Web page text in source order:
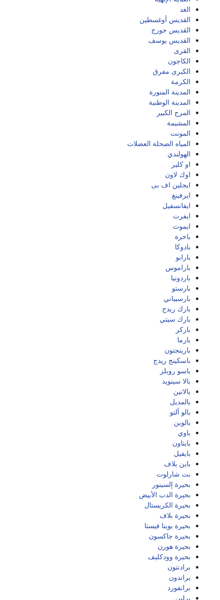
الغد
القديس أوغسطين
القديس جورج
القديس يوسف
القرى
الكاجون
الكبرى مفرق
الكرمة
المدينة المنورة
المدينة الوطنية
المرج الكبير
المشيمة
المونت
المياه الضحلة العضلات
الهولندي
او كلير
اوك لاون
ايجلين اف بى
ايرفينغ
ايفانسفيل
ايفرت
ايموث
باخرة
بادوكا
بارابو
باراموس
باردونيا
بارستو
بارسيباني
بارك ريدج
بارك سيتي
باركر
بارما
بارينجتون
باسكينج ريدج
باسو روبلز
بالا سينويد
بالاتين
بالمديل
بالو ألتو
بالوين
باوي
بايتاون
بايفيل
باين بلاف
بت شارلوت
بحيرة إلسينور
بحيرة الدب الأبيض
بحيرة الكريستال
بحيرة بلاف
بحيرة بوينا فيستا
بحيرة جاكسون
بحيرة هورن
بحيرة وودكليف
برادنتون
براندون
برانفورد
برلين